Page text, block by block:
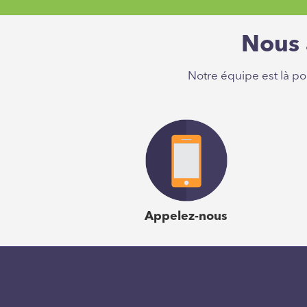
respecter;
Charles E.
respecter;
Nous
Notre équipe est là
Appelez-nous